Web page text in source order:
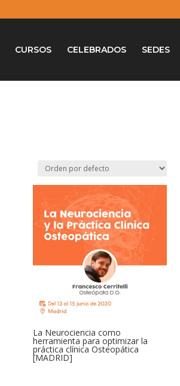
CURSOS CELEBRADOS SEDES
La Neurociencia como
herramienta para optimizar la
práctica clínica Osteopática
[MADRID]